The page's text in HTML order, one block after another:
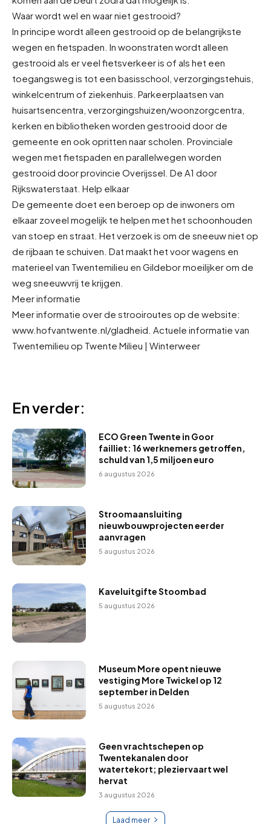
Waar wordt wel en waar niet gestrooid?
In principe wordt alleen gestrooid op de belangrijkste
wegen en fietspaden. In woonstraten wordt alleen
gestrooid als er veel fietsverkeer is of als het een
toegangsweg is tot een basisschool, verzorgingstehuis,
winkelcentrum of ziekenhuis. Parkeerplaatsen van
huisartsencentra, verzorgingshuizen/woonzorgcentra,
kerken en bibliotheken worden gestrooid door de
gemeente en ook opritten naar scholen. Provinciale
wegen met fietspaden en parallelwegen worden
gestrooid door provincie Overijssel. De A1 door
Rijkswaterstaat. Help elkaar
De gemeente doet een beroep op de inwoners om
elkaar zoveel mogelijk te helpen met het schoonhouden
van stoep en straat. Het verzoek is om de sneeuw niet op
de rijbaan te schuiven. Dat maakt het voor wagens en
materieel van Twentemilieu en Gildebor moeilijker om de
weg sneeuwvrij te krijgen.
Meer informatie
Meer informatie over de strooiroutes op de website:
www.hofvantwente.nl/gladheid. Actuele informatie van
Twentemilieu op Twente Milieu | Winterweer
En verder:
ECO Green Twente in Goor
failliet: 16 werknemers getroffen,
schuld van 1,5 miljoen euro
6 augustus 2026
Stroomaansluiting
nieuwbouwprojecten eerder
aanvragen
5 augustus 2026
Kaveluitgifte Stoombad
5 augustus 2026
Museum More opent nieuwe
vestiging More Twickel op 12
september in Delden
5 augustus 2026
Geen vrachtschepen op
Twentekanalen door
watertekort; pleziervaart wel
hervat
3 augustus 2026
Laad meer